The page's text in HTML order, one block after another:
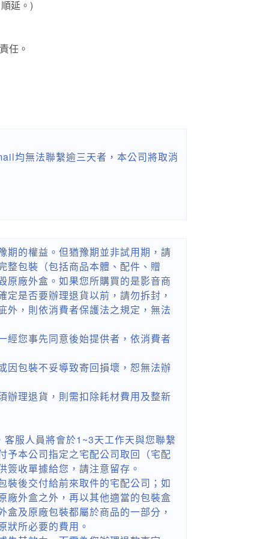
延。)
任。
均無法聯繫逾三天者，本公司將取消
期的權益。但猶豫期並非試用期，請
整包裝（包括商品本體、配件、贈
原廠外盒。如果您所購買的是影音商
是否要辦理退貨以前，請勿拆封，
外，則依消費者保護法之規定，無法
經您事先同意後始提供者，依消費者
因包裝不妥導致寄回損壞，恕無法辦
辦理退貨，則需扣除耗材費用及整新
服人員將會於1~3天工作天與您聯繫
予本公司指定之宅配公司取回（宅配
收單據給您，請注意留存。
裝後交付給前來取件的宅配公司；如
廠外盒之外，再以其他適當的包裝盒
及原廠包裝都屬於商品的一部分，
狀所必要的費用。